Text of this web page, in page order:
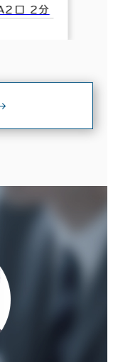
A2口 2分